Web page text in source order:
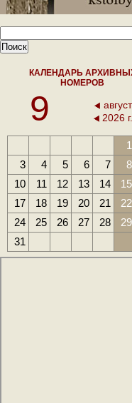
КАЛЕНДАРЬ
НОМЕРОВ
9
август
2026 г.
1
3
4 5 6 7 8
10
11 12 13 14 15
17
18 19 20 21 22
24
25 26 27 28 29
31